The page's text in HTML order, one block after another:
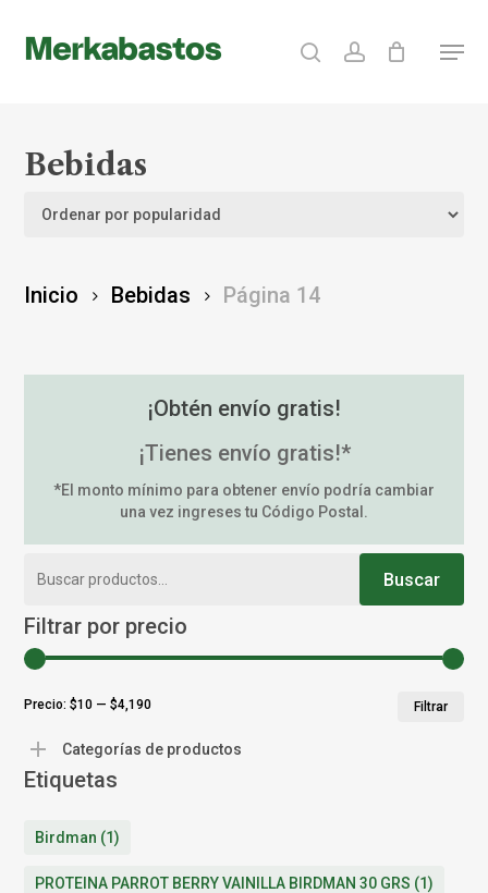
searchaccount Menu
Bebidas
Inicio Bebidas Página 14
¡Obtén envío gratis!
¡Tienes envío gratis!*
*El monto mínimo para obtener envío podría cambiar
una vez ingreses tu Código Postal.
Buscar
Buscar
Filtrar por precio
Filtrar
Precio:$10 —$4,190
Categorías de productos
Etiquetas
Birdman (1)
PROTEINA PARROT BERRY VAINILLA BIRDMAN 30 GRS (1)
Close